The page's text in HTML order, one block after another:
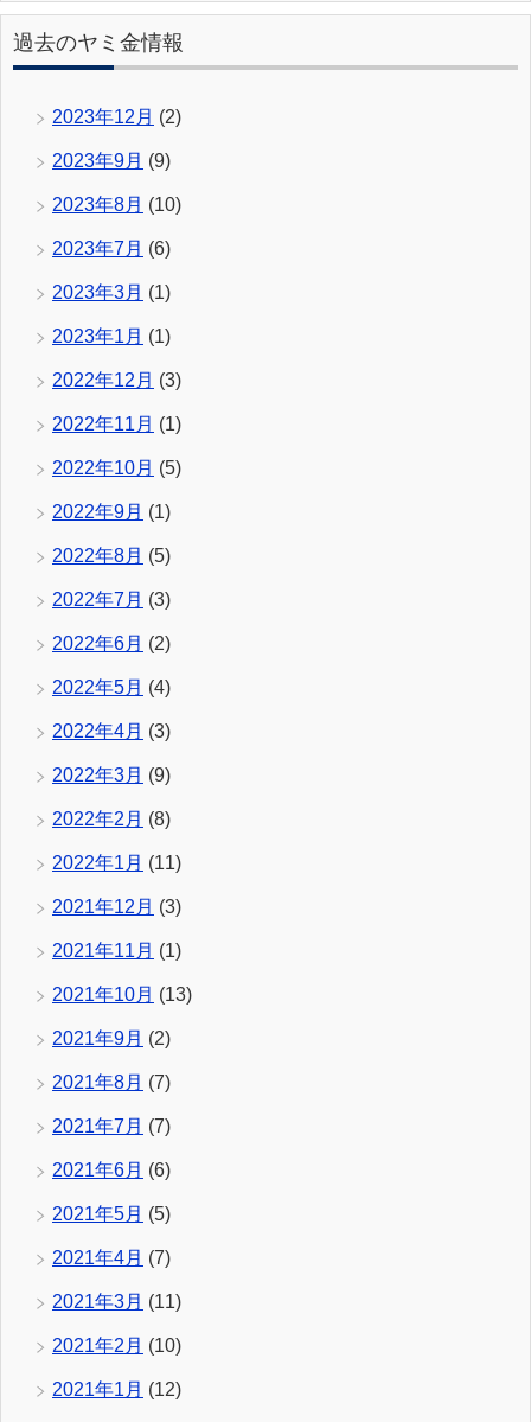
過去のヤミ金情報
2023年12月 (2)
2023年9月 (9)
2023年8月 (10)
2023年7月 (6)
2023年3月 (1)
2023年1月 (1)
2022年12月 (3)
2022年11月 (1)
2022年10月 (5)
2022年9月 (1)
2022年8月 (5)
2022年7月 (3)
2022年6月 (2)
2022年5月 (4)
2022年4月 (3)
2022年3月 (9)
2022年2月 (8)
2022年1月 (11)
2021年12月 (3)
2021年11月 (1)
2021年10月 (13)
2021年9月 (2)
2021年8月 (7)
2021年7月 (7)
2021年6月 (6)
2021年5月 (5)
2021年4月 (7)
2021年3月 (11)
2021年2月 (10)
2021年1月 (12)